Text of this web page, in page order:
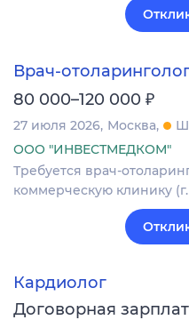
Врач-
80 000–120 000 ₽
27 июля 2026 Москва
ООО "ИНВЕСТМЕДКОМ"
Требуется врач-
коммерческую клинику
Кардиолог
Договорная